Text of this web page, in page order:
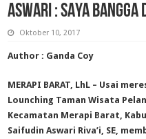
ASWARI : SAYA BANGGA
Oktober 10, 2017
Author : Ganda Coy
MERAPI BARAT, LhL – Usai
Lounching Taman Wisata
Kecamatan Merapi Barat,
Saifudin Aswari Riva’i, SE,